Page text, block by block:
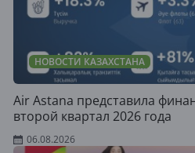
НОВОСТИ КАЗАХСТАНА
Air Astana представила
второй квартал 2026 года
06.08.2026